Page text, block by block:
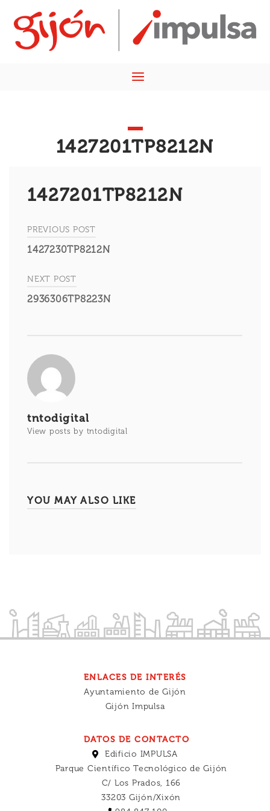
content
Home
Menu
1427201TP8212N
1427201TP8212N
Navegación
entradas
PREVIOUS POST
1427230TP8212N
NEXT POST
2936306TP8223N
tntodigital
View posts by tntodigital
YOU MAY ALSO LIKE
ENLACES DE INTERÉS
Ayuntamiento de Gijón
Gijón Impulsa
DATOS DE CONTACTO
Edificio IMPULSA
Parque Científico Tecnológico de Gijón
C/ Los Prados, 166
33203 Gijón/Xixón